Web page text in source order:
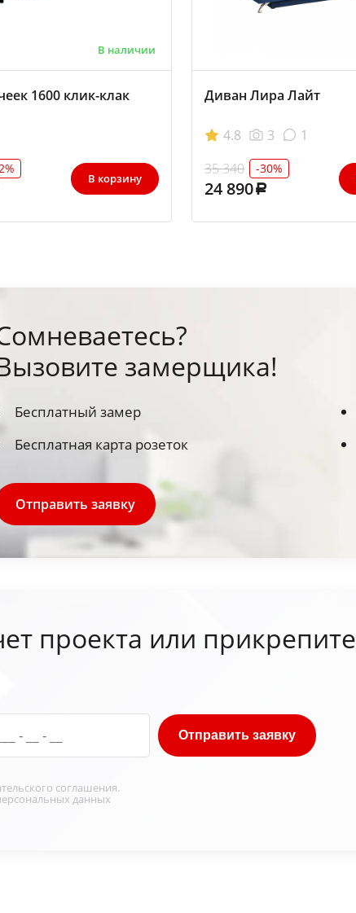
В наличии
1600 клик-клак
В корзину
Диван Лира Лайт
4.8 3
1
35 340
-30%
24 890
замерщика!
Бесплатный замер
Бесплатная карта розеток
Отправить заявку
проекта или прикрепите
Отправить заявку
соглашения.
данных